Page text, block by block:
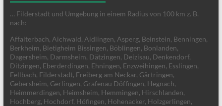
… Filderstadt und Umgebung in einem Radius von 100 km z. B.
nach:
Affalterbach, Aichwald, Aidlingen, Asperg, Beinstein, Benningen,
Berkheim, Bietigheim Bissingen, Böblingen, Bonlanden,
Dagersheim, Darmsheim, Dätzingen, Deizisau, Denkendorf,
Ditzingen, Eberderdingen, Ehningen, Enzweihingen, Esslingen,
Fellbach, Filderstadt, Freiberg am Neckar, Gärtringen,
Gebersheim, Gerlingen, Grafenau Döffingen, Hegnach,
Heimmerdingen, Heimsheim, Hemmingen, Hirschlanden,
Hochberg, Hochdorf, Höfingen, Hohenacker, Holzgerlingen,